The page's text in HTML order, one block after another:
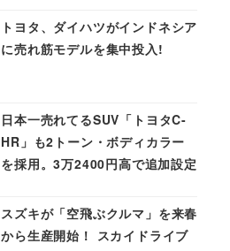
トヨタ、ダイハツがインドネシア
に売れ筋モデルを集中投入!
日本一売れてるSUV「トヨタC-
HR」も2トーン・ボディカラー
を採用。3万2400円高で追加設定
スズキが「空飛ぶクルマ」を来春
から生産開始！ スカイドライブ